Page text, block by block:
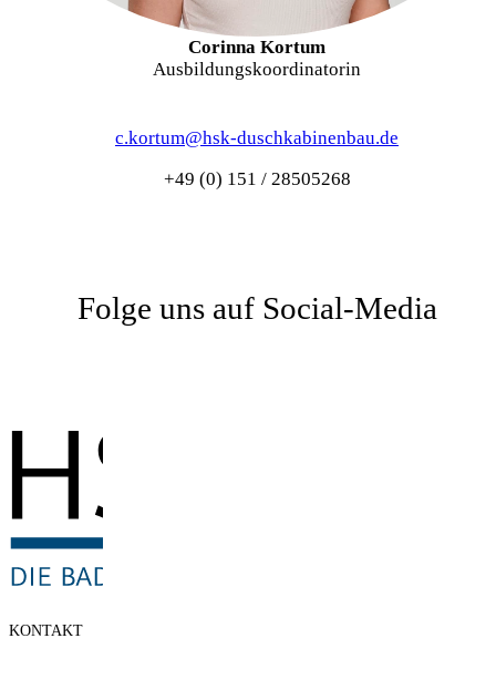
Corinna Kortum
Ausbildungskoordinatorin
c.kortum@hsk-duschkabinenbau.de
+49 (0) 151 / 28505268
Folge uns auf Social-Media
KONTAKT